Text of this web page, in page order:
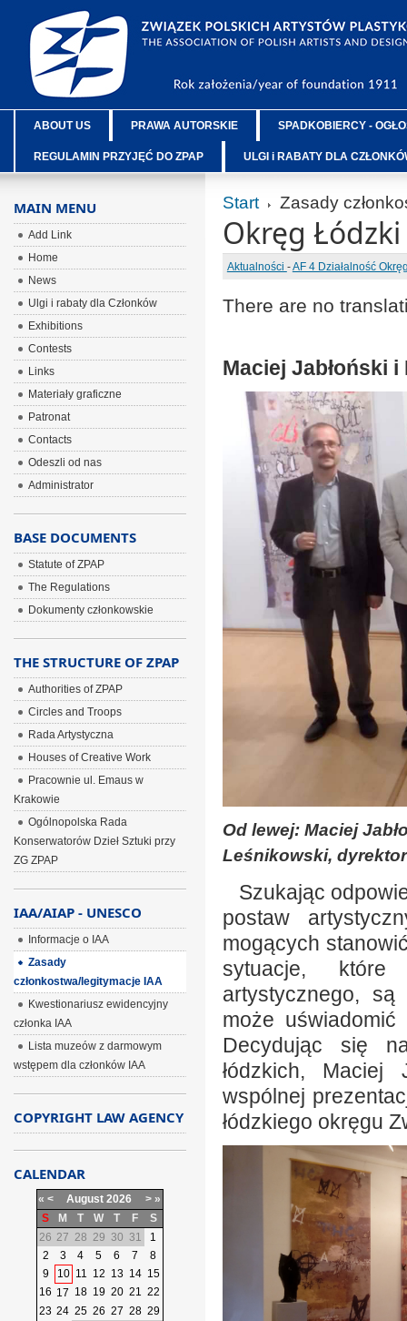
ABOUT US PRAWA AUTORSKIE SPADKOBIERCY -
REGULAMIN PRZYJĘĆ DO ZPAP ULGI i RABATY DLA
Start Zasady
Okręg Łódzki
Aktualności -AF 4 Działalność
There are no
Maciej Jabłoński
Od lewej: Maciej
Leśnikowski,
Szukając
postaw
mogących
sytuacje, które
artystycznego,
może
Decydując się
łódzkich, Maciej
wspólnej
łódzkiego okręgu
MAIN MENU
Add Link
Home
News
Ulgi i rabaty dla Członków
Exhibitions
Contests
Links
Materiały graficzne
Patronat
Contacts
Odeszli od nas
Administrator
BASE DOCUMENTS
Statute of ZPAP
The Regulations
Dokumenty członkowskie
THE STRUCTURE OF ZPAP
Authorities of ZPAP
Circles and Troops
Rada Artystyczna
Houses of Creative Work
Pracownie ul. Emaus w
Krakowie
Ogólnopolska Rada
Konserwatorów Dzieł Sztuki przy
ZG ZPAP
IAA/AIAP - UNESCO
Informacje o IAA
Zasady
członkostwa/legitymacje IAA
Kwestionariusz ewidencyjny
członka IAA
Lista muzeów z darmowym
wstępem dla członków IAA
COPYRIGHT LAW AGENCY
CALENDAR
« < August 2026 > »
S
M T W T F
S
26 27 28 29 30 31
1
2
3 4 5 6 7
8
9
10 11 12 13 14 15
16 17 18 19 20 21 22
23 24 25 26 27 28 29